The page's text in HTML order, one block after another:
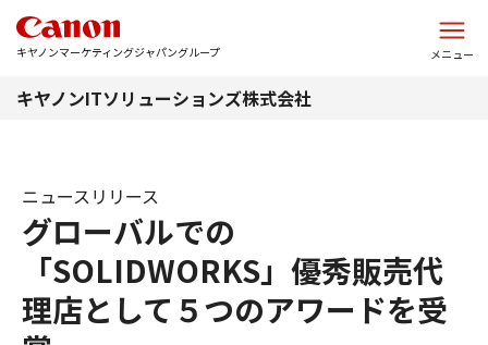
キヤノンマーケティングジャパングループ メニュー
キヤノンITソリューションズ株式会社
グローバルでの
「SOLIDWORKS」優秀販売代
理店として５つのアワードを受
ニュースリリース